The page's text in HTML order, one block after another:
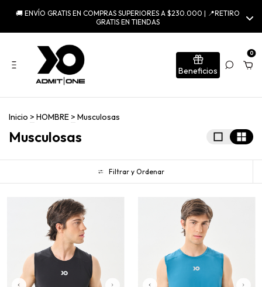
🚚 ENVÍO GRATIS EN COMPRAS SUPERIORES A $230.000 | 📍RETIRO
GRATIS EN TIENDAS
Beneficios
0
Inicio > HOMBRE > Musculosas
Musculosas
Filtrar y Ordenar